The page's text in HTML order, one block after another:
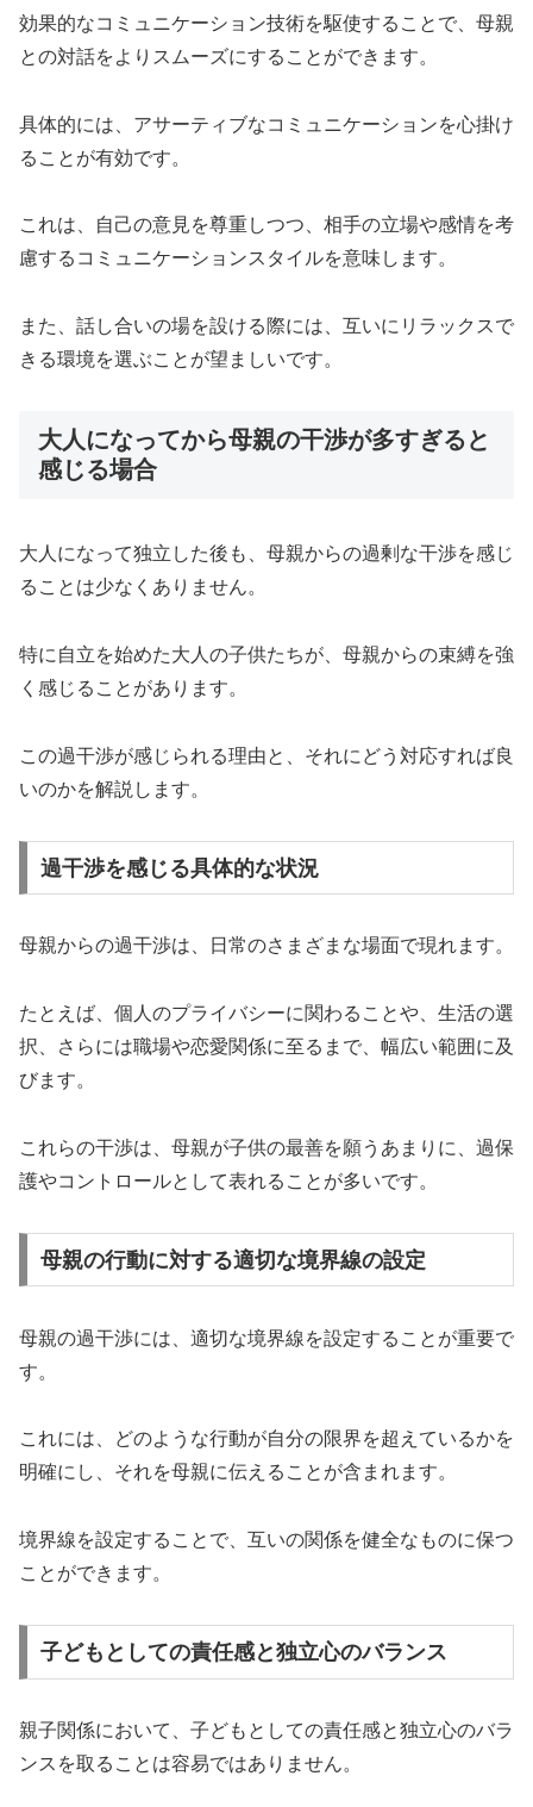
効果的なコミュニケーション技術を駆使することで、母親
との対話をよりスムーズにすることができます。
具体的には、アサーティブなコミュニケーションを心掛け
ることが有効です。
これは、自己の意見を尊重しつつ、相手の立場や感情を考
慮するコミュニケーションスタイルを意味します。
また、話し合いの場を設ける際には、互いにリラックスで
きる環境を選ぶことが望ましいです。
大人になってから母親の干渉が多すぎると
感じる場合
大人になって独立した後も、母親からの過剰な干渉を感じ
ることは少なくありません。
特に自立を始めた大人の子供たちが、母親からの束縛を強
く感じることがあります。
この過干渉が感じられる理由と、それにどう対応すれば良
いのかを解説します。
過干渉を感じる具体的な状況
母親からの過干渉は、日常のさまざまな場面で現れます。
たとえば、個人のプライバシーに関わることや、生活の選
択、さらには職場や恋愛関係に至るまで、幅広い範囲に及
びます。
これらの干渉は、母親が子供の最善を願うあまりに、過保
護やコントロールとして表れることが多いです。
母親の行動に対する適切な境界線の設定
母親の過干渉には、適切な境界線を設定することが重要で
す。
これには、どのような行動が自分の限界を超えているかを
明確にし、それを母親に伝えることが含まれます。
境界線を設定することで、互いの関係を健全なものに保つ
ことができます。
子どもとしての責任感と独立心のバランス
親子関係において、子どもとしての責任感と独立心のバラ
ンスを取ることは容易ではありません。